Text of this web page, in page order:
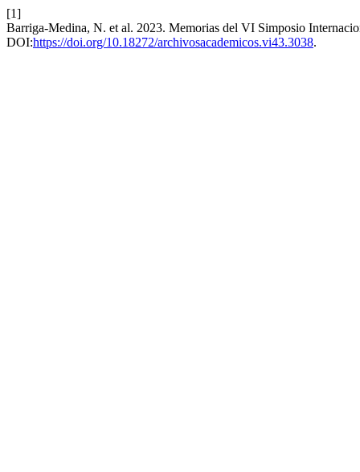
[1]
Barriga-Medina, N. et al. 2023. Memorias del VI Simposio
DOI:https://doi.org/10.18272/archivosacademicos.vi43.3038.